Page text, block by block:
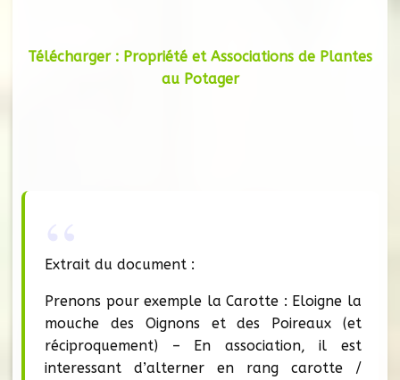
Télécharger : Propriété et Associations de Plantes
au Potager
Extrait du document :
Prenons pour exemple la Carotte : Eloigne la
mouche des Oignons et des Poireaux (et
réciproquement) – En association, il est
interessant d’alterner en rang carotte /